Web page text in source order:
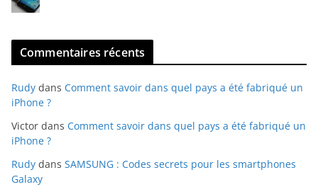
Commentaires récents
Rudy dans Comment savoir dans quel pays a été fabriqué un
iPhone ?
Victor dans Comment savoir dans quel pays a été fabriqué un
iPhone ?
Rudy dans SAMSUNG : Codes secrets pour les smartphones
Galaxy